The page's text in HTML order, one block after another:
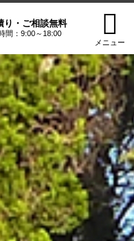
り・ご相談無料
間：9:00～18:00
メニュー